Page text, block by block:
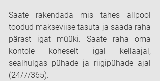
Saate rakendada mis tahes allpool
toodud makseviise tasuta ja saada raha
pärast igat müüki. Saate raha oma
kontole koheselt igal kellaajal,
sealhulgas pühade ja riigipühade ajal
(24/7/365).